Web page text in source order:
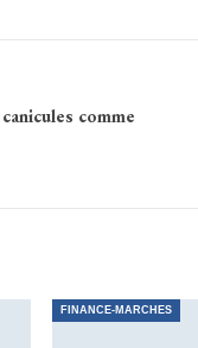
comme
FINANCE-MARCHES